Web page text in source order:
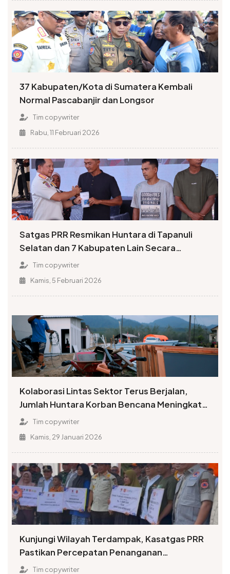
37 Kabupaten/Kota di Sumatera Kembali
Normal Pascabanjir dan Longsor
Tim copywriter
Rabu, 11 Februari 2026
Satgas PRR Resmikan Huntara di Tapanuli
Selatan dan 7 Kabupaten Lain Secara
Serempak
Tim copywriter
Kamis, 5 Februari 2026
Kolaborasi Lintas Sektor Terus Berjalan,
Jumlah Huntara Korban Bencana Meningkat
Signifikan
Tim copywriter
Kamis, 29 Januari 2026
Kunjungi Wilayah Terdampak, Kasatgas PRR
Pastikan Percepatan Penanganan
Pascabencana di Sumatera
Tim copywriter